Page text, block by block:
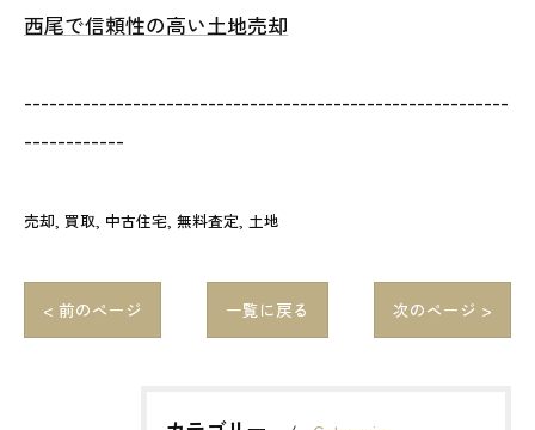
西尾で信頼性の高い土地売却
----------------------------------------------------------
------------
売却 買取 中古住宅 無料査定 土地
< 前のページ 一覧に戻る 次のページ >